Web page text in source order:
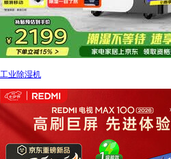
工业除湿机